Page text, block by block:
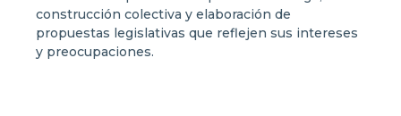
construcción colectiva y elaboración de
propuestas legislativas que reflejen sus intereses
y preocupaciones.